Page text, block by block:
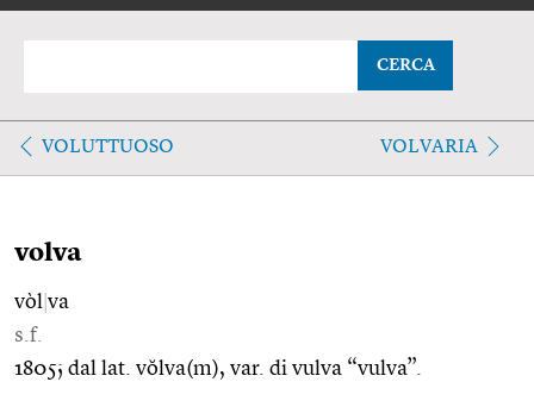
CERCA
VOLUTTUOSO VOLVARIA
volva
vòl va
s.f.
1805; dal lat. vŏlva(m), var. di vulva “vulva”.